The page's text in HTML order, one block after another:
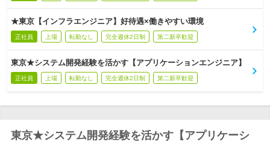
★東京【インフラエンジニア】好待遇×働きやすい環境
正社員 上場 転勤なし 完全週休2日制 第二新卒歓迎
東京★システム開発経験を活かす【アプリケーションエンジニア】
正社員 上場 転勤なし 完全週休2日制 第二新卒歓迎
東京★システム開発経験を活かす【アプリケーシ